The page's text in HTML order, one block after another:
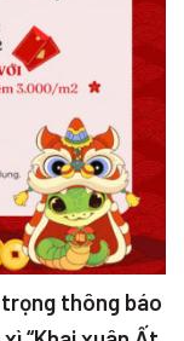
trọng thông báo